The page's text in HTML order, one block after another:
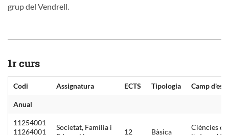
grup del Vendrell.
1r curs
Codi Assignatura ECTS Tipologia Camp
Anual
11254001
11264001
Societat, Família i
12 Bàsica
Ciències de